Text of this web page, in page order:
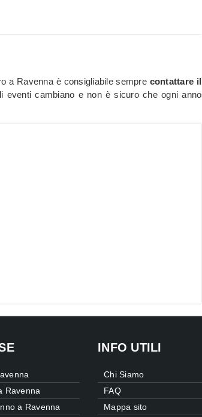
a Ravenna è consigliabile semprecontattare il
eventi cambiano e non è sicuro che ogni anno
Ravenna
a Ravenna
INFO UTILI
Chi Siamo
FAQ
Mappa sito